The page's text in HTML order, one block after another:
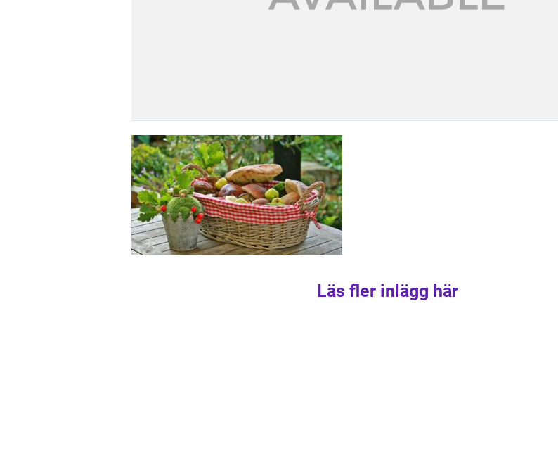
Läs fler inlägg här